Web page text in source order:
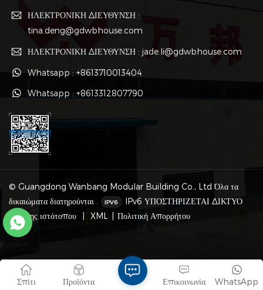
ΗΛΕΚΤΡΟΝΙΚΗ ΔΙΕΥΘΥΝΣΗ :
tina.deng@gdwbhouse.com
ΗΛΕΚΤΡΟΝΙΚΗ ΔΙΕΥΘΥΝΣΗ : jade.li@gdwbhouse.com
Whatsapp : +8613710013404
Whatsapp : +8613312807790
© Guangdong Wanbang Modular Building Co., Ltd Όλα τα
δικαιώματα διατηρούνται .
IPv6 ΥΠΟΣΤΗΡΙΖΕΤΑΙ ΔΙΚΤΥΟ
Χάρτης ιστότοπου
XML Πολιτική Απορρήτου
Σπίτι Προϊόντα WhatsApp
Επικοινωνία